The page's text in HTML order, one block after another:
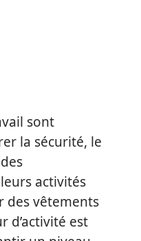
sont
la sécurité, le
activités
des vêtements
d’activité est